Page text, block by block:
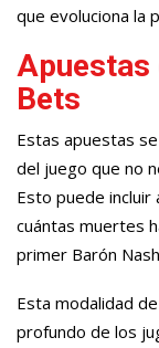
que evoluciona la
Apuestas
Bets
Estas apuestas
del juego que no
Esto puede
cuántas muertes
primer Barón
Esta modalidad
profundo de los